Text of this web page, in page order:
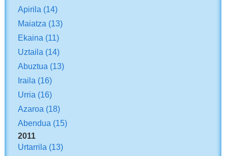
Apirila (14)
Maiatza (13)
Ekaina (11)
Uztaila (14)
Abuztua (13)
Iraila (16)
Urria (16)
Azaroa (18)
Abendua (15)
2011
Urtarrila (13)